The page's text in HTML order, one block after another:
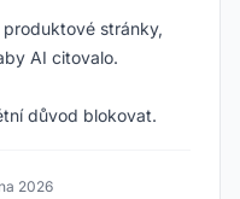
stránky,
AI citovalo.
důvod blokovat.
2026